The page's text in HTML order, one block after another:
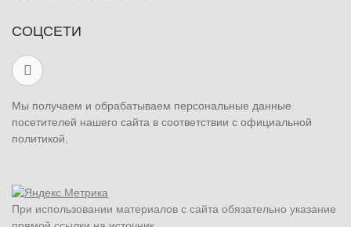
СОЦСЕТИ
Мы получаем и обрабатываем персональные данные
посетителей нашего сайта в соответствии с официальной
политикой.
При использовании материалов с сайта обязательно указание